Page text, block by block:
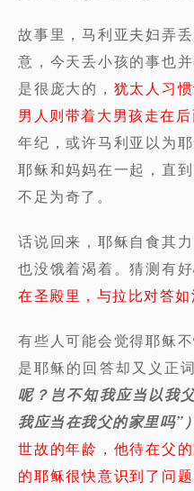
故事里，马利亚夫妇弄
意，今天丢小孩的事也
是很庞大的， 犹太人习
男人则带着大男孩走在后
年纪，或许马利亚以为
耶稣和妈妈在一起，直
不足为奇了。
话说回来，耶稣自食其
也没饿着渴着。猜测有
在圣殿里，与拉比对答
有些人可能会觉得耶稣
是耶稣的回答却又义正
呢？岂不知我应当以我
我应当在我父的家里吗”
世故的年龄，他待在父
的耶稣很快意识到了问